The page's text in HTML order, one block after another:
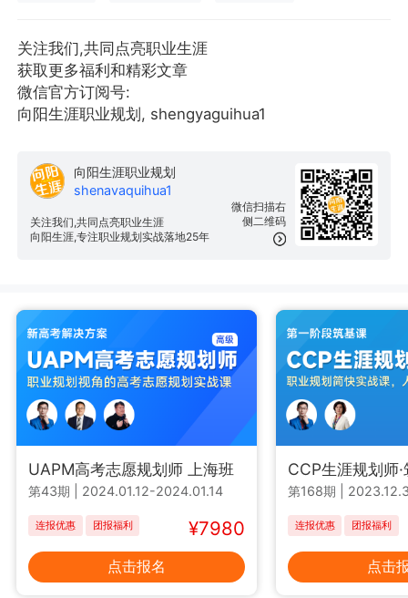
关注我们,共同点亮职业生涯
获取更多福利和精彩文章
微信官方订阅号:
向阳生涯职业规划, shengyaguihua1
微信扫描右
侧二维码
向阳生涯职业规划
shenavaquihua1
关注我们,共同点亮职业生涯
向阳生涯,专注职业规划实战落地25年
UAPM高考志愿规划师 上海班
第43期 2024.01.12-2024.01.14
连报优惠 团报福利 ¥7980
点击报名
CCP生涯规划师
第168期
连报优惠 团报福利
点击